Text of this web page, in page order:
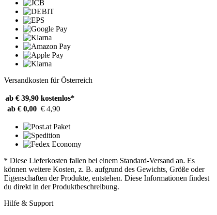
Versandkosten für Österreich
ab € 39,90 kostenlos*
ab € 0,00 € 4,90
* Diese Lieferkosten fallen bei einem Standard-Versand an. Es
können weitere Kosten, z. B. aufgrund des Gewichts, Größe oder
Eigenschaften der Produkte, entstehen. Diese Informationen findest
du direkt in der Produktbeschreibung.
Hilfe & Support